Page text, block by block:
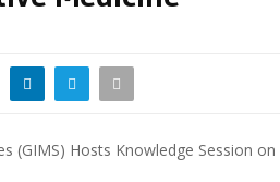
(GIMS) Hosts Knowledge Session